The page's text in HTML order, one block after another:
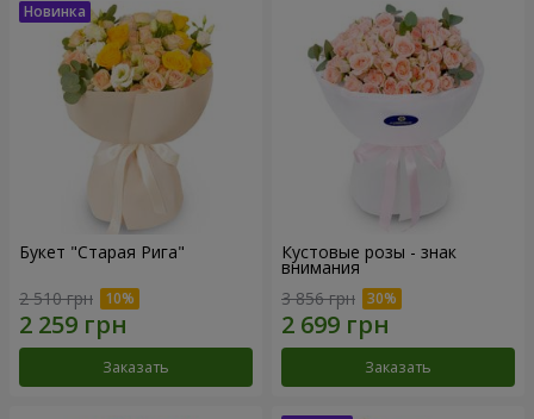
Букет "Старая Рига"
2 510 грн
Заказать
Кустовые розы - знак
внимания
3 856 грн
Заказать